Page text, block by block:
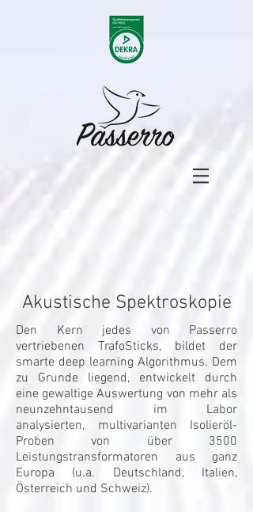
Akustische Spektroskopie
Den Kern jedes von Passerro
vertriebenen TrafoSticks, bildet der
smarte deep learning Algorithmus. Dem
zu Grunde liegend, entwickelt durch
eine gewaltige Auswertung von mehr als
neunzehntausend im Labor
analysierten, multivarianten Isolieröl-
Proben von über 3500
Leistungstransformatoren aus ganz
Europa (u.a. Deutschland, Italien,
Österreich und Schweiz).